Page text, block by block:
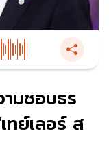
มชอบธร
ทย์เลอร์ ส